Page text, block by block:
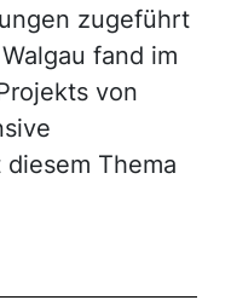
zugeführt
fand im
von
Thema